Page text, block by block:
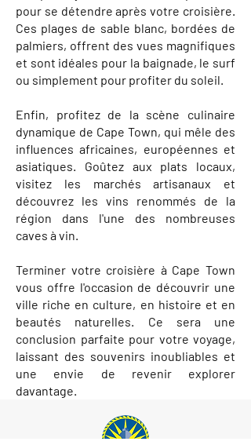
pour se détendre après votre croisière.
Ces plages de sable blanc, bordées de
palmiers, offrent des vues magnifiques
et sont idéales pour la baignade, le surf
ou simplement pour profiter du soleil.
Enfin, profitez de la scène culinaire
dynamique de Cape Town, qui mêle des
influences africaines, européennes et
asiatiques. Goûtez aux plats locaux,
visitez les marchés artisanaux et
découvrez les vins renommés de la
région dans l'une des nombreuses
caves à vin.
Terminer votre croisière à Cape Town
vous offre l'occasion de découvrir une
ville riche en culture, en histoire et en
beautés naturelles. Ce sera une
conclusion parfaite pour votre voyage,
laissant des souvenirs inoubliables et
une envie de revenir explorer
davantage.